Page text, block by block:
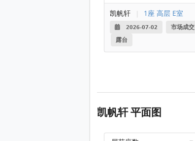
凯帆轩 | 1座 高层 E室
2026-07-02 市场成交
露台
凯帆轩 平面图